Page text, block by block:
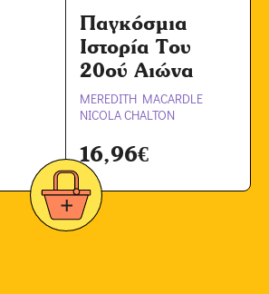
Παγκόσμια
Ιστορία Του
20ού Αιώνα
MEREDITH MACARDLE
NICOLA CHALTON
16,96€